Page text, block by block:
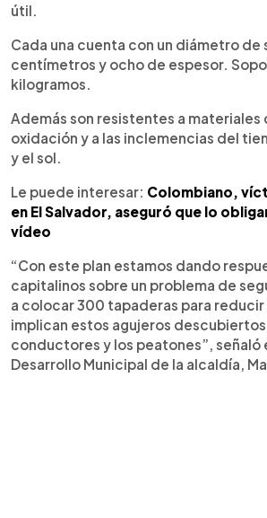
útil.
Cada una cuenta con un diámetro de
centímetros y ocho de espesor.
kilogramos.
Además son resistentes a materiales
oxidación y a las inclemencias del
y el sol.
Le puede interesar: Colombiano,
en El Salvador, aseguró que lo
vídeo
“Con este plan estamos dando
capitalinos sobre un problema de
a colocar 300 tapaderas para reducir
implican estos agujeros
conductores y los peatones”,
Desarrollo Municipal de la alcaldía,